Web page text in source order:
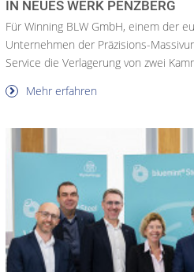
IN NEUES WERK PENZBERG
Für Winning BLW GmbH, einem der
Unternehmen der Präzisions-
Service die Verlagerung von zwei
Mehr erfahren